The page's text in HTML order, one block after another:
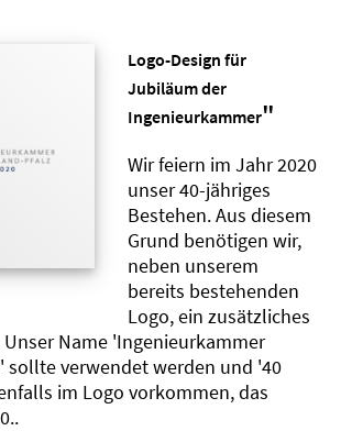
Logo-Design für
Jubiläum der
Ingenieurkammer"
Wir feiern im Jahr 2020
unser 40-jähriges
Bestehen. Aus diesem
Grund benötigen wir,
neben unserem
bereits bestehenden
Logo, ein zusätzliches
Name 'Ingenieurkammer
sollte verwendet werden und '40
im Logo vorkommen, das